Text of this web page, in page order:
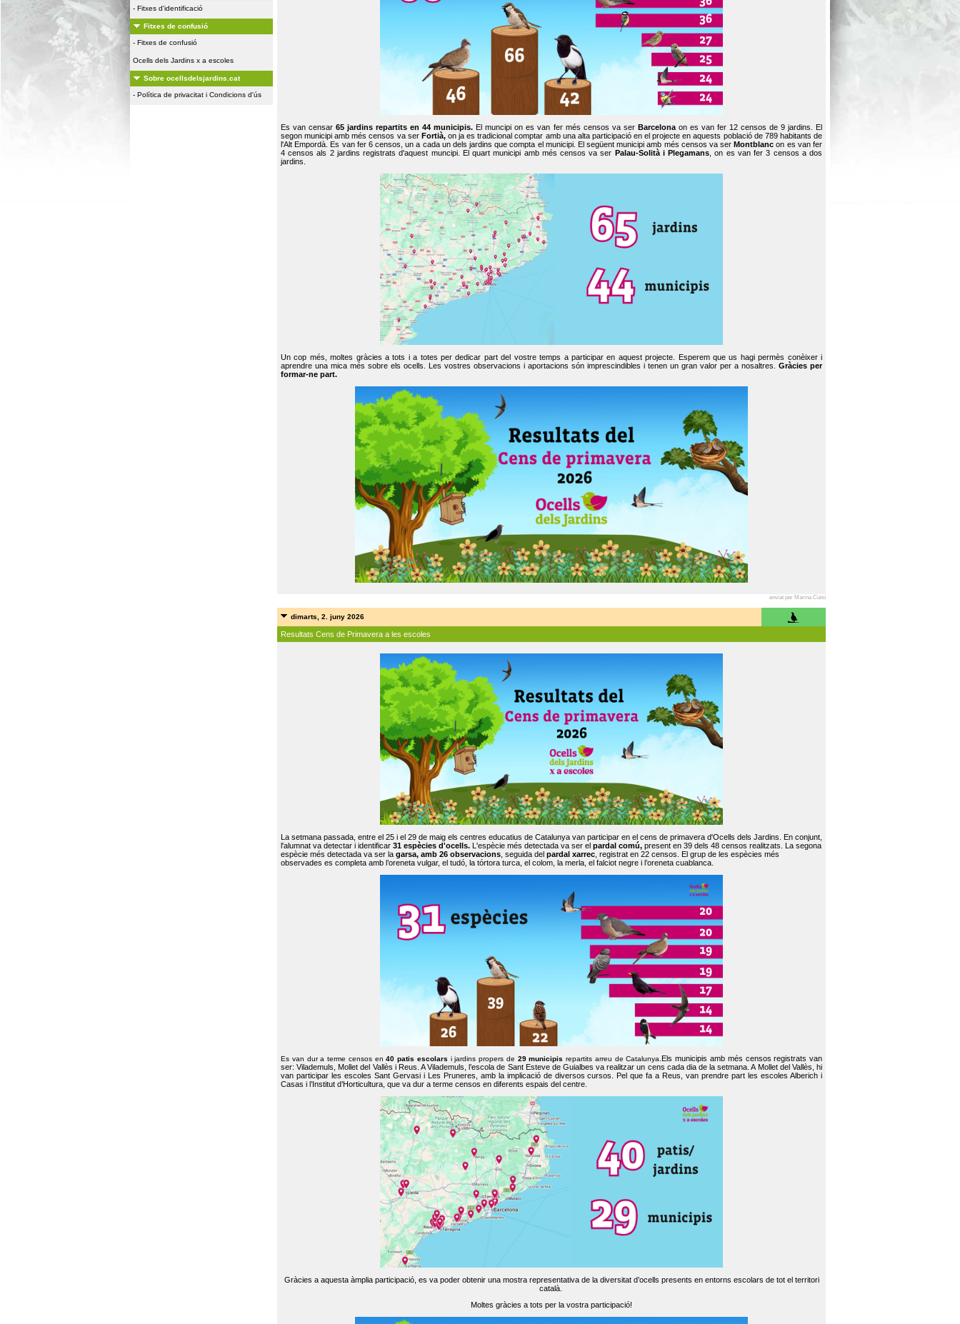
- Fitxes d'identificació
Fitxes de confusió
- Fitxes de confusió
Ocells dels Jardins x a escoles
Sobre ocellsdelsjardins.cat
- Política de privacitat i Condicions d'ús
Es van censar65 jardins repartits en 44 municipis. El muncipi on es van fer més censos va ser Barcelonaon es van fer 12 censos de 9 jardins. El
segon municipi amb més censos va ser Fortià, on ja es tradicional comptar amb una alta participació en el projecte en aquests població de 789 habitants de
l'Alt Empordà. Es van fer 6 censos, un a cada un dels jardins que compta el municipi. El següent municipi amb més censos va serMontblanc on es van fer
4 censos als 2 jardins registrats d'aquest muncipi. El quart municipi amb més censos va ser Palau-Solità i Plegamans , on es van fer 3 censos a dos
jardins.
Un cop més, moltes gràcies a tots i a totes per dedicar part del vostre temps a participar en aquest projecte. Esperem que us hagi permès conèixer i
aprendre una mica més sobre els ocells. Les vostres observacions i aportacions són imprescindibles i tenen un gran valor per a nosaltres. Gràcies per
formar-ne part.
enviat per Marina Cuito
dimarts, 2. juny 2026
Resultats Cens de Primavera a les escoles
La setmana passada, entre el 25 i el 29 de maig els centres educatius de Catalunya van participar en el cens de primavera d'Ocells dels Jardins. En conjunt,
l'alumnat va detectar i identificar 31 espècies d'ocells. L'espècie més detectada va ser el pardal comú, present en 39 dels 48 censos realitzats. La segona
espècie més detectada va ser la garsa, amb 26 observacions , seguida del pardal xarrec , registrat en 22 censos. El grup de les espècies més
observades es completa amb l’oreneta vulgar, el tudó, la tórtora turca, el colom, la merla, el falciot negre i l’oreneta cuablanca.
Es van dur a terme censos en40 patis escolars i jardins propers de 29 municipis repartits arreu de Catalunya. Els municipis amb més censos registrats van
ser: Vilademuls, Mollet del Vallès i Reus. A Vilademuls, l’escola de Sant Esteve de Guialbes va realitzar un cens cada dia de la setmana. A Mollet del Vallès, hi
van participar les escoles Sant Gervasi i Les Pruneres, amb la implicació de diversos cursos. Pel que fa a Reus, van prendre part les escoles Alberich i
Casas i l’Institut d’Horticultura, que va dur a terme censos en diferents espais del centre.
Gràcies a aquesta àmplia participació, es va poder obtenir una mostra representativa de la diversitat d’ocells presents en entorns escolars de tot el territori
català.
Moltes gràcies a tots per la vostra participació!